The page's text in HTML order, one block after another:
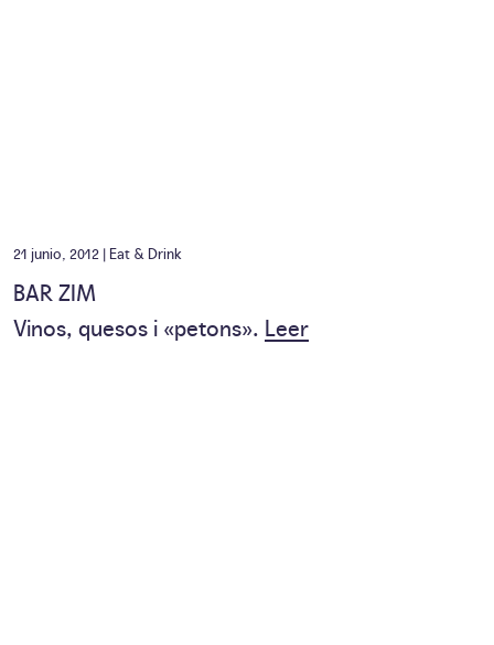
21 junio, 2012 | Eat & Drink
BAR ZIM
Vinos, quesos i «petons». Leer